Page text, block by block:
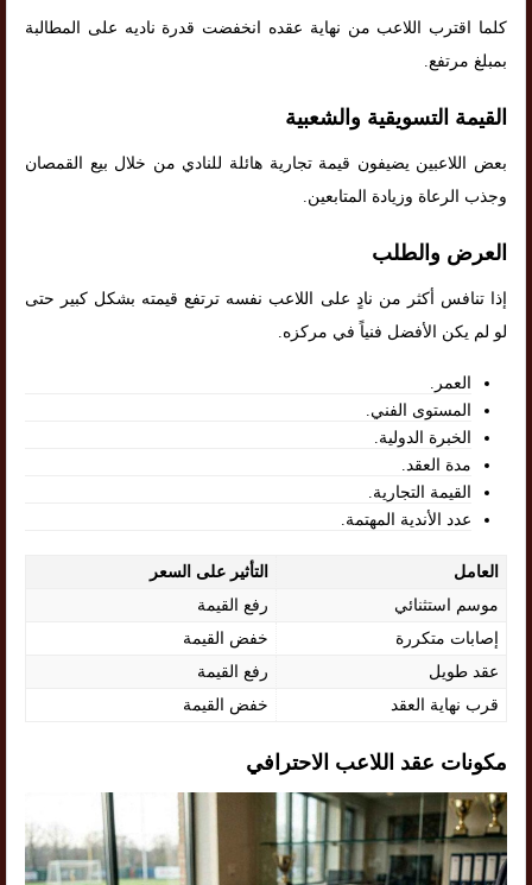
كلما اقترب اللاعب من نهاية عقده انخفضت قدرة ناديه على المطالبة
بمبلغ مرتفع.
القيمة التسويقية والشعبية
بعض اللاعبين يضيفون قيمة تجارية هائلة للنادي من خلال بيع القمصان
وجذب الرعاة وزيادة المتابعين.
العرض والطلب
إذا تنافس أكثر من نادٍ على اللاعب نفسه ترتفع قيمته بشكل كبير حتى
لو لم يكن الأفضل فنياً في مركزه.
العمر.
المستوى الفني.
الخبرة الدولية.
مدة العقد.
القيمة التجارية.
عدد الأندية المهتمة.
العامل
التأثير على السعر
موسم استثنائي
رفع القيمة
إصابات متكررة
خفض القيمة
عقد طويل
رفع القيمة
قرب نهاية العقد
خفض القيمة
مكونات عقد اللاعب الاحترافي